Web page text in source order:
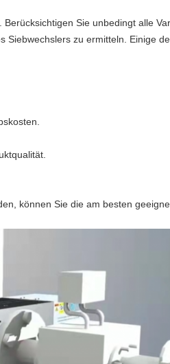
Sie unbedingt alle
zu ermitteln. Einige
können Sie die am besten